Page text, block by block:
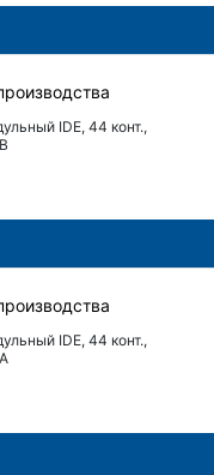
IDE, 44 конт.,
IDE, 44 конт.,